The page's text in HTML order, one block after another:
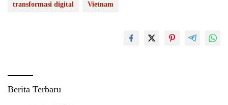
transformasi digital Vietnam
Berita Terbaru